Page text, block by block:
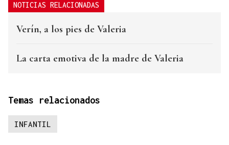
NOTICIAS RELACIONADAS
Verín, a los pies de Valeria
La carta emotiva de la madre de Valeria
Temas relacionados
INFANTIL